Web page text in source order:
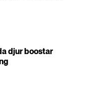
djur boostar